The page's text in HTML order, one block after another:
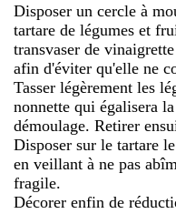
Disposer un cercle à
tartare de légumes et
transvaser de
afin d'éviter qu'elle ne
Tasser légèrement les
nonnette qui égalisera
démoulage. Retirer
Disposer sur le tartare
en veillant à ne pas
fragile.
Décorer enfin de